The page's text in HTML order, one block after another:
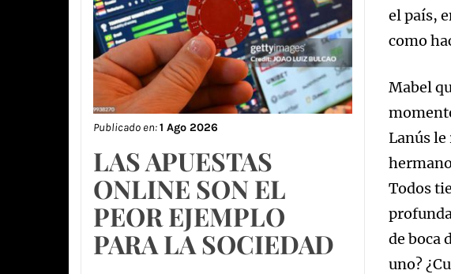
el país,
como
Mabel
Lanús
Todos
de boca
uno?
Publicado en:1 Ago 2026
LAS APUESTAS
ONLINE SON EL
PEOR EJEMPLO
PARA LA SOCIEDAD